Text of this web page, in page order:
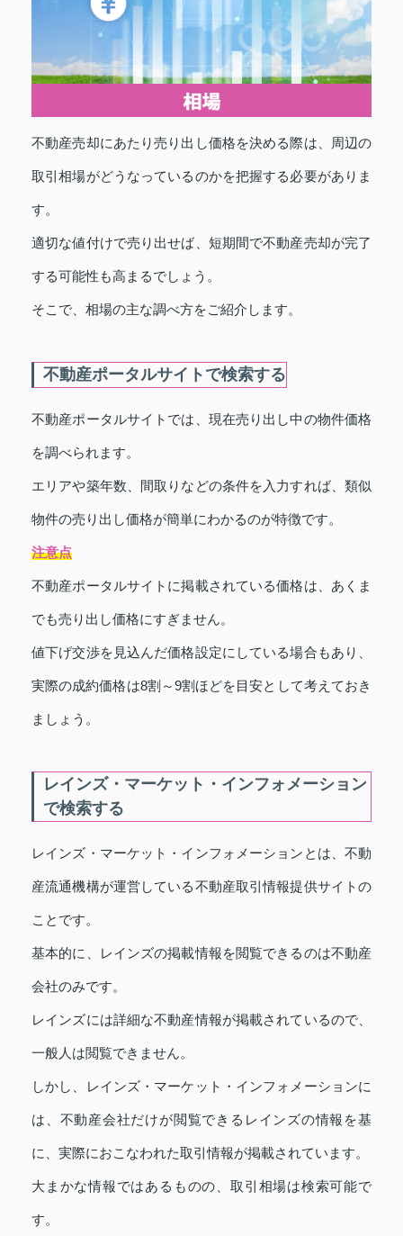
不動産売却にあたり売り出し価格を決める際は、周辺の
取引相場がどうなっているのかを把握する必要がありま
す。
適切な値付けで売り出せば、短期間で不動産売却が完了
する可能性も高まるでしょう。
そこで、相場の主な調べ方をご紹介します。
不動産ポータルサイトで検索する
不動産ポータルサイトでは、現在売り出し中の物件価格
を調べられます。
エリアや築年数、間取りなどの条件を入力すれば、類似
物件の売り出し価格が簡単にわかるのが特徴です。
注意点
不動産ポータルサイトに掲載されている価格は、あくま
でも売り出し価格にすぎません。
値下げ交渉を見込んだ価格設定にしている場合もあり、
実際の成約価格は8割～9割ほどを目安として考えておき
ましょう。
レインズ・マーケット・インフォメーション
で検索する
レインズ・マーケット・インフォメーションとは、不動
産流通機構が運営している不動産取引情報提供サイトの
ことです。
基本的に、レインズの掲載情報を閲覧できるのは不動産
会社のみです。
レインズには詳細な不動産情報が掲載されているので、
一般人は閲覧できません。
しかし、レインズ・マーケット・インフォメーションに
は、不動産会社だけが閲覧できるレインズの情報を基
に、実際におこなわれた取引情報が掲載されています。
大まかな情報ではあるものの、取引相場は検索可能で
す。